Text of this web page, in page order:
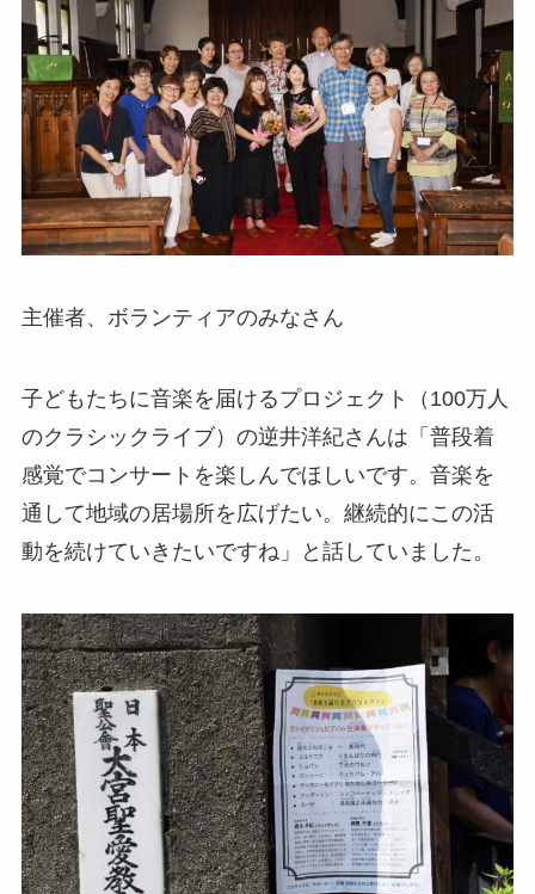
主催者、ボランティアのみなさん
子どもたちに音楽を届けるプロジェクト（100万人
のクラシックライブ）の逆井洋紀さんは「普段着
感覚でコンサートを楽しんでほしいです。音楽を
通して地域の居場所を広げたい。継続的にこの活
動を続けていきたいですね」と話していました。